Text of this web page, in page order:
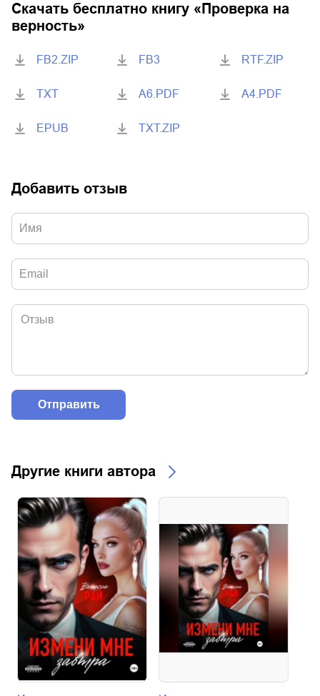
Скачать бесплатно книгу « Проверка на
верность»
FB2.ZIP
TXT
EPUB
FB3
A6.PDF
TXT.ZIP
RTF.ZIP
A4.PDF
Добавить отзыв
Другие книги автора